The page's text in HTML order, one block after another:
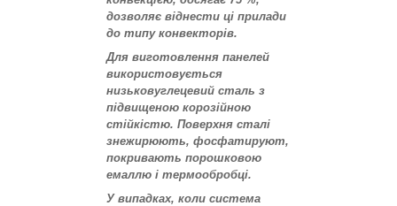
дозволяє віднести ці прилади
до типу конвекторів.
Для виготовлення панелей
використовується
низьковуглецевий сталь з
підвищеною корозійною
стійкістю. Поверхня сталі
знежирюють, фосфатируют,
покривають порошковою
емаллю і термообробці.
У випадках, коли система